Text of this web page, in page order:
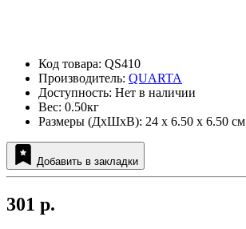
Код товара: QS410
Производитель: QUARTA
Доступность: Нет в наличии
Вес: 0.50кг
Размеры (ДxШxВ): 24 x 6.50 x 6.50 см
Добавить в закладки
301 р.